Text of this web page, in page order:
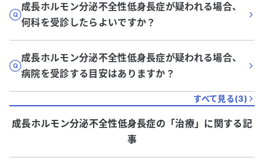
成長ホルモン分泌不全性低身長症が疑われる場合、
何科を受診したらよいですか？
成長ホルモン分泌不全性低身長症が疑われる場合、
病院を受診する目安はありますか？
すべて見る(3)
成長ホルモン分泌不全性低身長症の「治療」に関する記
事